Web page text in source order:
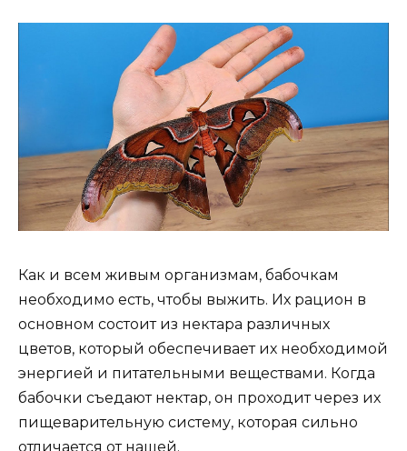
Как и всем живым организмам, бабочкам
необходимо есть, чтобы выжить. Их рацион в
основном состоит из нектара различных
цветов, который обеспечивает их необходимой
энергией и питательными веществами. Когда
бабочки съедают нектар, он проходит через их
пищеварительную систему, которая сильно
отличается от нашей.